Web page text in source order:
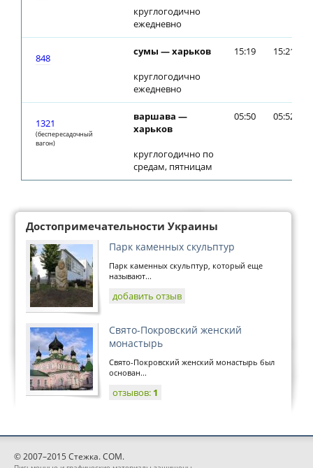
круглогодично
ежедневно
848
сумы — харьков
круглогодично
ежедневно
15:19 15:21
1321
(беспересадочный
вагон)
варшава —
харьков
круглогодично по
средам, пятницам
05:50 05:52
Достопримечательности Украины
Парк каменных скульптур
Парк каменных скульптур, который еще
называют...
добавить отзыв
Свято-Покровский женский
монастырь
Свято-Покровский женский монастырь был
основан...
отзывов: 1
© 2007–2015 Стежка. COM.